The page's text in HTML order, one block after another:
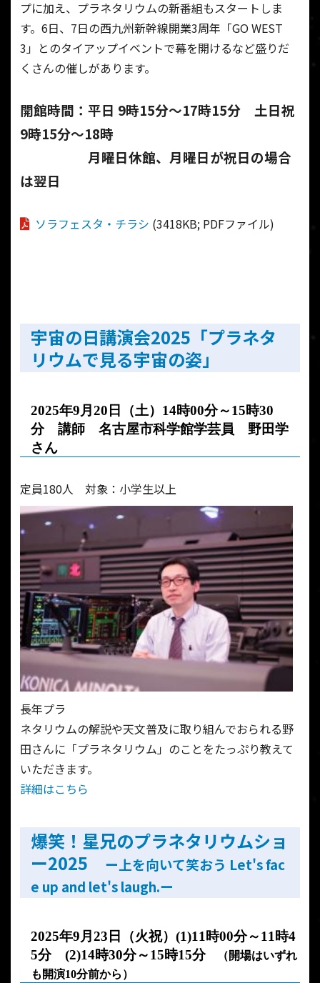
プに加え、プラネタリウムの新番組もスタートしま
す。6日、7日の西九州新幹線開業3周年「GO WEST
3」とのタイアップイベントで幕を開けるなど盛りだ
くさんの催しがあります。
開館時間：平日 9時15分～17時15分 土日祝
9時15分～18時
月曜日休館、月曜日が祝日の場合
は翌日
ソラフェスタ・チラシ (3418KB; PDFファイル)
宇宙の日講演会2025「プラネタ
リウムで見る宇宙の姿」
2025年9月 20 日（土） 14時00分～15時30
分 講師 名古屋市科学館学芸員 野田学
さん
定員180人 対象：小学生以上
長年プラ
ネタリウムの解説や天文普及に取り組んでおられる野
田さんに「プラネタリウム」のことをたっぷり教えて
いただきます。
詳細はこちら
爆笑！星兄のプラネタリウムショ
ー2025
ー上を向いて笑おう Let's fac
e up and let's laugh.ー
2025年9月 23 日（火祝）(1)11時00分～11時4
5分 (2)14時30分～15時15分（開場はいずれ
も開演10分前から）